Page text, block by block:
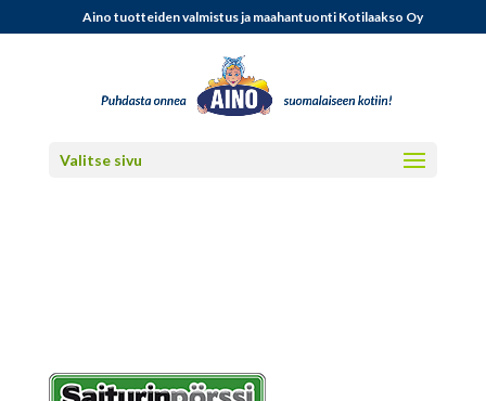
Aino tuotteiden valmistus ja maahantuonti Kotilaakso Oy
Valitse sivu